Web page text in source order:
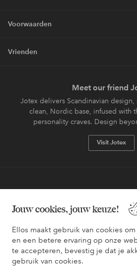
Jouw cookies, jouw keuze!
Ellos maakt gebruik van cookies
en een betere ervaring op onze
te accepteren, bevestig je dat je
gebruik van cookies.
Voorwaarden
Vrienden
Meet our friend
Jotex delivers Scandinavian
clean, Nordic base, infused with
personality craves. Design
Visit Jotex
Wil je meer weten over